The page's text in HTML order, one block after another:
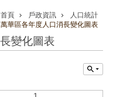
首頁 戶政資訊
人口統計
萬華區各年度人口消長變化圖表
變化圖表